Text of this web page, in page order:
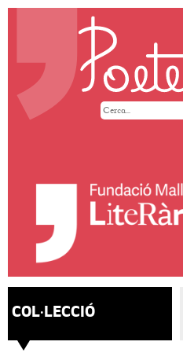
COL·LECCIÓ